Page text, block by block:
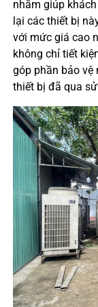
nhằm giúp
lại các thiết bị
với mức giá cao
không chỉ tiết
góp phần bảo
thiết bị đã qua